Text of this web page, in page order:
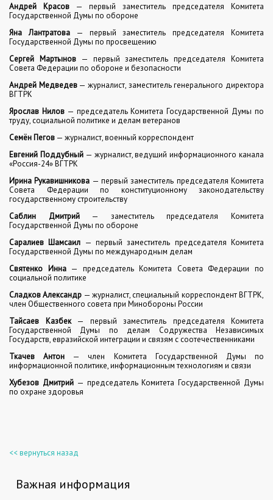
Андрей Красов — первый заместитель председателя Комитета
Государственной Думы по обороне
Яна Лантратова— первый заместитель председателя Комитета
Государственной Думы по просвещению
Сергей Мартынов— первый заместитель председателя Комитета
Совета Федерации по обороне и безопасности
Андрей Медведев— журналист, заместитель генерального директора
ВГТРК
Ярослав Нилов— председатель Комитета Государственной Думы по
труду, социальной политике и делам ветеранов
Семён Пегов — журналист, военный корреспондент
Евгений Поддубный— журналист, ведущий информационного канала
«Россия-24» ВГТРК
Ирина Рукавишникова — первый заместитель председателя Комитета
Совета Федерации по конституционному законодательству
государственному строительству
Саблин Дмитрий— заместитель председателя Комитета
Государственной Думы по обороне
Саралиев Шамсаил — первый заместитель председателя Комитета
Государственной Думы по международным делам
Святенко Инна— председатель Комитета Совета Федерации по
социальной политике
Сладков Александр — журналист, специальный корреспондент ВГТРК,
член Общественного совета при Минобороны России
Тайсаев Казбек— первый заместитель председателя Комитета
Государственной Думы по делам Содружества Независимых
Государств, евразийской интеграции и связям с соотечественниками
Ткачев Антон — член Комитета Государственной Думы по
информационной политике, информационным технологиям и связи
Хубезов Дмитрий— председатель Комитета Государственной Думы
по охране здоровья
<< вернуться назад
Важная информация